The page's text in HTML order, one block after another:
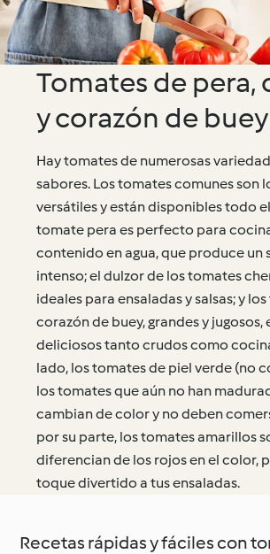
Tomates de pera,
y corazón de buey
Hay tomates de numerosas
sabores. Los tomates comunes son
versátiles y están disponibles todo
tomate pera es perfecto para
contenido en agua, que produce un
intenso; el dulzor de los tomates
ideales para ensaladas y salsas; y
corazón de buey, grandes y jugosos,
deliciosos tanto crudos como
lado, los tomates de piel verde (no
los tomates que aún no han
cambian de color y no deben
por su parte, los tomates amarillos
diferencian de los rojos en el color,
toque divertido a tus ensaladas.
Recetas rápidas y fáciles con